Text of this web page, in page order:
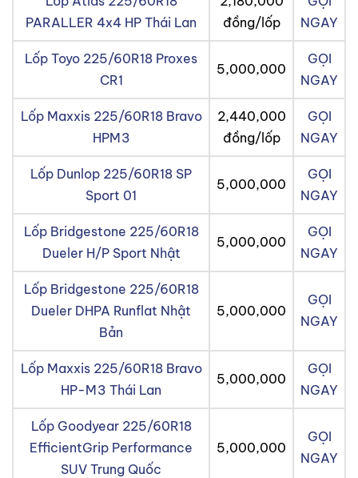
PARALLER 4x4 HP Thái Lan
đồng/lốp
NGAY
Lốp Toyo 225/60R18 Proxes
CR1
5,000,000
GỌI
NGAY
Lốp Maxxis 225/60R18 Bravo
HPM3
2,440,000
đồng/lốp
GỌI
NGAY
Lốp Dunlop 225/60R18 SP
Sport 01
5,000,000
GỌI
NGAY
Lốp Bridgestone 225/60R18
Dueler H/P Sport Nhật
5,000,000
GỌI
NGAY
Lốp Bridgestone 225/60R18
Dueler DHPA Runflat Nhật
Bản
5,000,000
GỌI
NGAY
Lốp Maxxis 225/60R18 Bravo
HP-M3 Thái Lan
5,000,000
GỌI
NGAY
Lốp Goodyear 225/60R18
EfficientGrip Performance
SUV Trung Quốc
5,000,000
GỌI
NGAY